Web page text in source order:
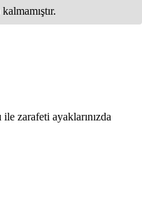
zarafeti ayaklarınızda